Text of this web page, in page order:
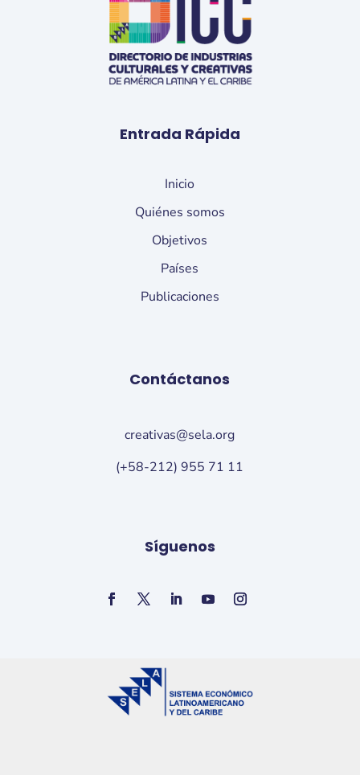
Entrada Rápida
Inicio
Quiénes somos
Objetivos
Países
Publicaciones
Contáctanos
creativas@sela.org
(+58-212) 955 71 11
Síguenos